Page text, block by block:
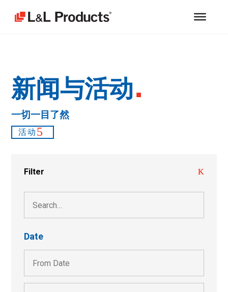
新闻与活动
一切一目了然
活动
Filter
Date
Date
Range